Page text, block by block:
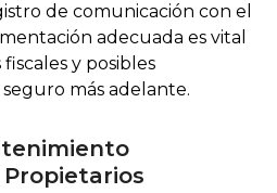
de comunicación con el
adecuada es vital
y posibles
más adelante.